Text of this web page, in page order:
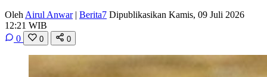
Oleh Airul Anwar | Berita7 Dipublikasikan Kamis, 09 Juli 2026
12:21 WIB
0
0 0